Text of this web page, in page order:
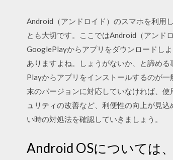
Android（アンドロイド）のスマホを利用
とも大切です。ここではAndroid（アンド
GooglePlayからアプリをダウンロードし
ありますよね。しょうがないか、と諦め
Playからアプリをインストールするのが
末のバージョンに対応していなければ、
ュリティの改善など、利便性の向上が見
い時の対処法を確認していきましょう。
Android OSについては